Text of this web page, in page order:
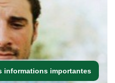
informations importantes